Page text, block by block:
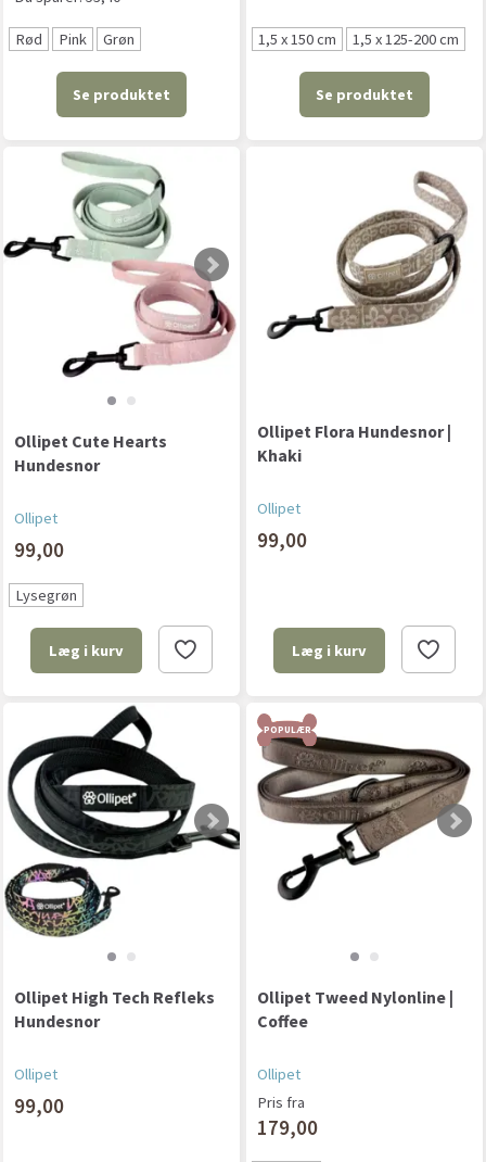
Rød Pink Grøn
Se produktet
1,5 x 150 cm 1,5 x 125-200 cm
Se produktet
Ollipet Cute Hearts
Hundesnor
Ollipet
99,00
Lysegrøn
Læg i kurv
Ollipet Flora Hundesnor |
Khaki
Ollipet
99,00
Læg i kurv
Ollipet High Tech Refleks
Hundesnor
Ollipet
99,00
POPULÆR
Ollipet Tweed Nylonline |
Coffee
Ollipet
Pris fra
179,00